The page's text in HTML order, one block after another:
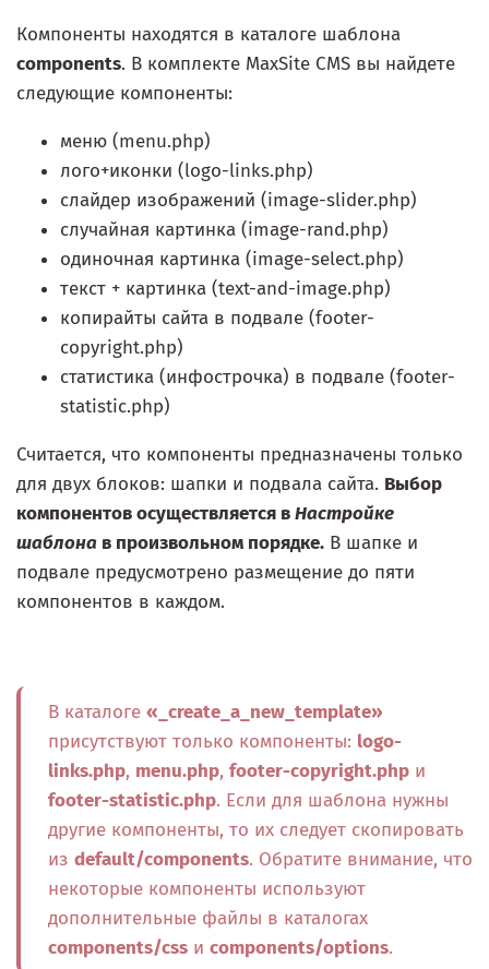
Компоненты находятся в каталоге шаблона
components. В комплекте MaxSite CMS вы найдете
следующие компоненты:
меню (menu.php)
лого+иконки (logo-links.php)
слайдер изображений (image-slider.php)
случайная картинка (image-rand.php)
одиночная картинка (image-select.php)
текст + картинка (text-and-image.php)
копирайты сайта в подвале (footer-
copyright.php)
статистика (инфострочка) в подвале (footer-
statistic.php)
Считается, что компоненты предназначены только
для двух блоков: шапки и подвала сайта. Выбор
компонентов осуществляется вНастройке
шаблона в произвольном порядке. В шапке и
подвале предусмотрено размещение до пяти
компонентов в каждом.
В каталоге «_create_a_new_template»
присутствуют только компоненты: logo-
links.php, menu.php, footer-copyright.php и
footer-statistic.php. Если для шаблона нужны
другие компоненты, то их следует скопировать
из default/components. Обратите внимание, что
некоторые компоненты используют
дополнительные файлы в каталогах
components/css и components/options.